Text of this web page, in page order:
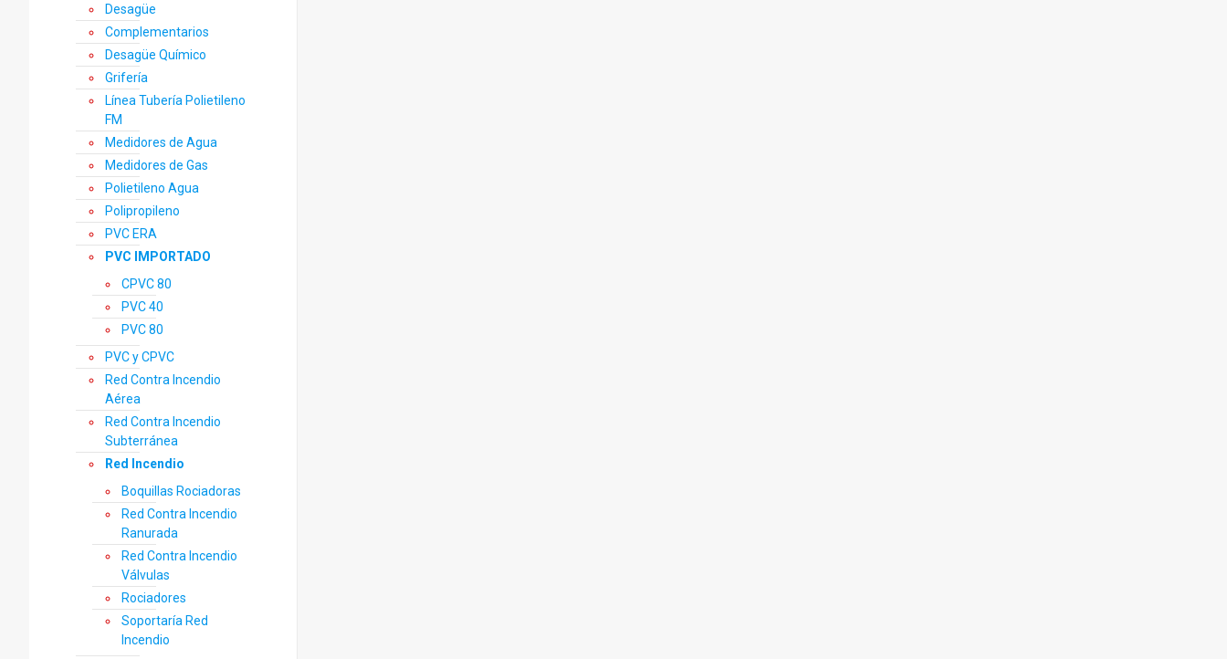
Desagüe
Complementarios
Desagüe Químico
Grifería
Línea Tubería Polietileno
FM
Medidores de Agua
Medidores de Gas
Polietileno Agua
Polipropileno
PVC ERA
PVC IMPORTADO
CPVC 80
PVC 40
PVC 80
PVC y CPVC
Red Contra Incendio
Aérea
Red Contra Incendio
Subterránea
Red Incendio
Boquillas Rociadoras
Red Contra Incendio
Ranurada
Red Contra Incendio
Válvulas
Rociadores
Soportaría Red
Incendio